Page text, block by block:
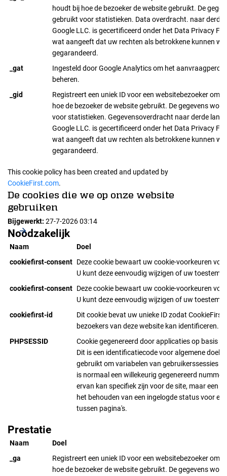
houdt bij hoe de bezoeker de website gebruikt. De
gebruikt voor statistieken. Data overdracht. naar derde
Google LLC. is gecertificeerd onder het Data Privacy
wat aangeeft dat uw rechten als betrokkene kunnen
gegarandeerd.
_gat
Ingesteld door Google Analytics om het
beheren.
_gid
Registreert een uniek ID voor een websitebezoeker om
hoe de bezoeker de website gebruikt. De gegevens
voor statistieken. Gegevensoverdracht naar derde
Google LLC. is gecertificeerd onder het Data Privacy
wat aangeeft dat uw rechten als betrokkene kunnen
gegarandeerd.
This cookie policy has been created and updated by
CookieFirst.com.
De cookies die we op onze website
gebruiken
Bijgewerkt: 27-7-2026 03:14
Noodzakelijk
Naam
Doel
cookiefirst-consent Deze cookie bewaart uw cookie-voorkeuren
U kunt deze eenvoudig wijzigen of uw
cookiefirst-consent Deze cookie bewaart uw cookie-voorkeuren
U kunt deze eenvoudig wijzigen of uw
cookiefirst-id
Dit cookie bevat uw unieke ID zodat CookieFirst
bezoekers van deze website kan identificeren.
PHPSESSID
Cookie gegenereerd door applicaties op basis
Dit is een identificatiecode voor algemene
gebruikt om variabelen van gebruikerssessies
is normaal een willekeurig gegenereerd
ervan kan specifiek zijn voor de site, maar een
het behouden van een ingelogde status voor
tussen pagina's.
Prestatie
Naam
Doel
_ga
Registreert een uniek ID voor een websitebezoeker om
hoe de bezoeker de website gebruikt. De gegevens